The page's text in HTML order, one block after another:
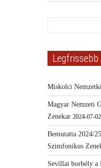
Miskolci
Magyar Nemzeti
Zenekar 2024-07-02
Bemutatta 2024/
Szimfonikus
Sevillai borbély a